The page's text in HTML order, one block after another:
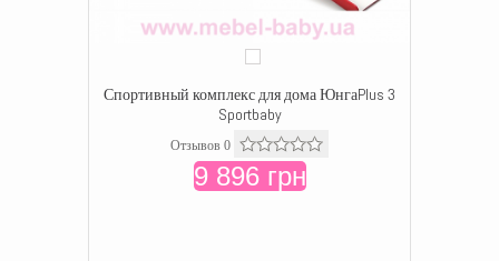
Спортивный комплекс для дома ЮнгаPlus 3
Sportbaby
Отзывов 0
9 896 грн